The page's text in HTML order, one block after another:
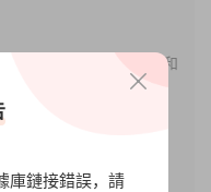
不代表本站贊同其觀點和
動，請您購買正版授權
庫鏈接錯誤，請